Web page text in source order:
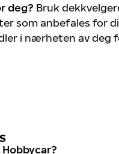
deg? Bruk
som anbefales for
i nærheten av deg